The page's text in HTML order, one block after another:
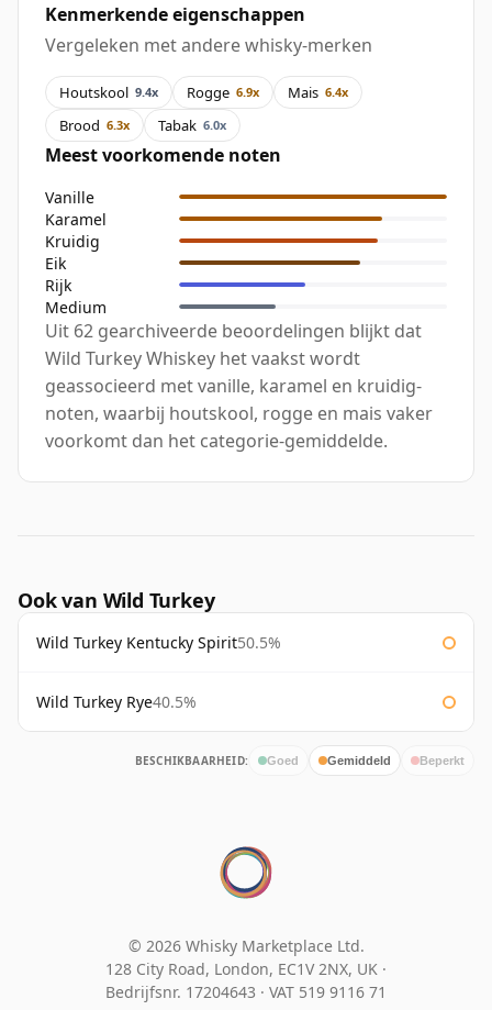
Kenmerkende eigenschappen
Vergeleken met andere whisky-merken
Houtskool 9.4x Rogge 6.9x Mais 6.4x
Brood 6.3x Tabak 6.0x
Meest voorkomende noten
Vanille
Karamel
Kruidig
Eik
Rijk
Medium
Uit 62 gearchiveerde beoordelingen blijkt dat
Wild Turkey Whiskey het vaakst wordt
geassocieerd met vanille, karamel en kruidig-
noten, waarbij houtskool, rogge en mais vaker
voorkomt dan het categorie-gemiddelde.
Ook van Wild Turkey
Wild Turkey Kentucky Spirit50.5%
Wild Turkey Rye40.5%
BESCHIKBAARHEID: Goed Gemiddeld Beperkt
© 2026 Whisky Marketplace Ltd.
128 City Road, London, EC1V 2NX, UK ·
Bedrijfsnr. 17204643 · VAT 519 9116 71